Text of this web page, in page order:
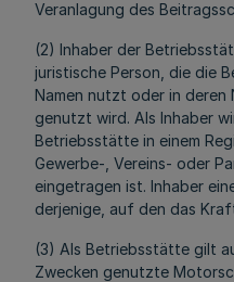
Veranlagung des
(2) Inhaber der
juristische Person, die die
Namen nutzt oder in
genutzt wird. Als Inhaber
Betriebsstätte in einem
Gewerbe-, Vereins- oder
eingetragen ist. Inhaber
derjenige, auf den das
(3) Als Betriebsstätte gilt
Zwecken genutzte